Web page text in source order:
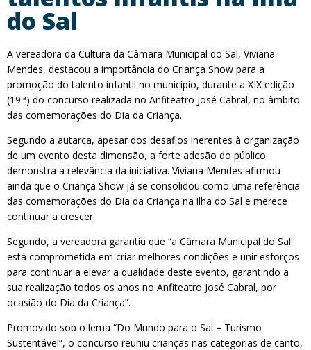
do Sal
A vereadora da Cultura da Câmara Municipal do Sal, Viviana
Mendes, destacou a importância do Criança Show para a
promoção do talento infantil no município, durante a XIX edição
(19.ª) do concurso realizada no Anfiteatro José Cabral, no âmbito
das comemorações do Dia da Criança.
Segundo a autarca, apesar dos desafios inerentes à organização
de um evento desta dimensão, a forte adesão do público
demonstra a relevância da iniciativa. Viviana Mendes afirmou
ainda que o Criança Show já se consolidou como uma referência
das comemorações do Dia da Criança na ilha do Sal e merece
continuar a crescer.
Segundo, a vereadora garantiu que “a Câmara Municipal do Sal
está comprometida em criar melhores condições e unir esforços
para continuar a elevar a qualidade deste evento, garantindo a
sua realização todos os anos no Anfiteatro José Cabral, por
ocasião do Dia da Criança”.
Promovido sob o lema “Do Mundo para o Sal – Turismo
Sustentável”, o concurso reuniu crianças nas categorias de canto,